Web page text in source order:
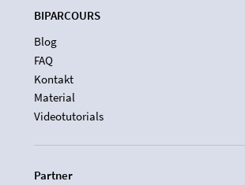
BIPARCOURS
Blog
FAQ
Kontakt
Material
Videotutorials
Partner